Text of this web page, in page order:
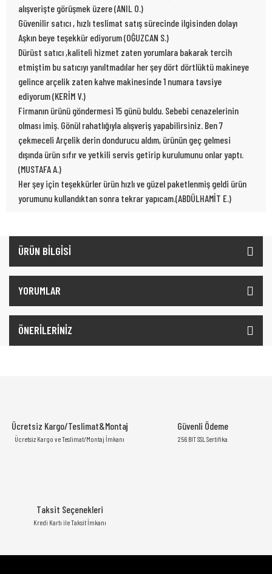
alışverişte görüşmek üzere (ANIL O.)
Güvenilir satıcı , hızlı teslimat satış sürecinde ilgisinden dolayı
Aşkın beye teşekkür ediyorum (OĞUZCAN S.)
Dürüst satıcı ,kaliteli hizmet zaten yorumlara bakarak tercih
etmiştim bu satıcıyı yanıltmadılar her şey dört dörtlüktü makineye
gelince arçelik zaten kahve makinesinde 1 numara tavsiye
ediyorum (KERİM V.)
Firmanın ürünü göndermesi 15 günü buldu. Sebebi cenazelerinin
olması imiş. Gönül rahatlığıyla alışveriş yapabilirsiniz. Ben 7
çekmeceli Arçelik derin dondurucu aldım, ürünün geç gelmesi
dışında ürün sıfır ve yetkili servis getirip kurulumunu onlar yaptı.
(MUSTAFA A.)
Her şey için teşekkürler ürün hızlı ve güzel paketlenmiş geldi ürün
yorumunu kullandıktan sonra tekrar yapıcam.(ABDÜLHAMİT E.)
ÜRÜN BİLGİSİ
YORUMLAR
ÖNERİLERİNİZ
Ücretsiz Kargo/Teslimat&Montaj
Ücretsiz Kargo ve Teslimat/Montaj İmkanı
Güvenli Ödeme
256 BIT SSL Sertifika
Taksit Seçenekleri
Kredi Kartı ile Taksit İmkanı